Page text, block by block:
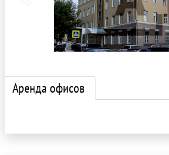
Аренда офисов